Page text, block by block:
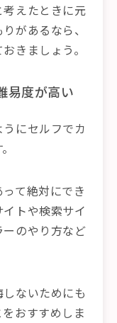
えたときに元
があるなら、
きましょう。
易度が高い
にセルフでカ
て絶対にでき
トや検索サイ
ーのやり方など
ないためにも
おすすめしま